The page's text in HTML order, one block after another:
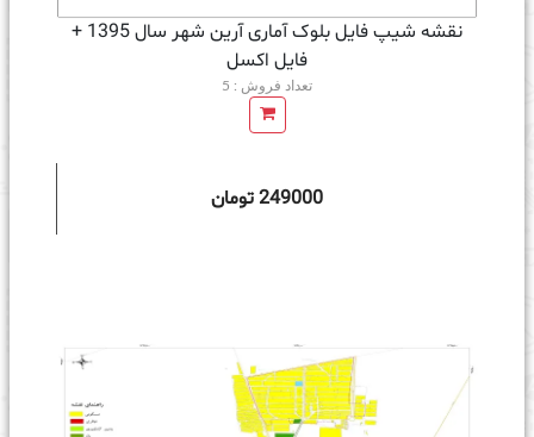
نقشه شیپ فایل بلوک آماری آرین شهر سال 1395 +
فايل اكسل
تعداد فروش : 5
249000 تومان